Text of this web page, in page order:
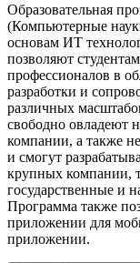
Образовательная
(Компьютерные
основам ИТ
позволяют
профессионалов в
разработки и
различных
свободно овладеют
компании, а также
и смогут
крупных компании,
государственные и
Программа также
приложении для
приложении.